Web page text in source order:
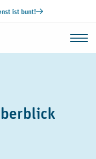
ist bunt!